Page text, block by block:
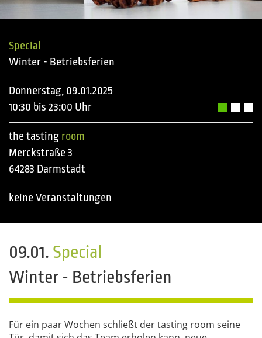
Special
Winter - Betriebsferien
Donnerstag, 09.01.2025
10:30 bis 23:00 Uhr
the tasting room
Merckstraße 3
64283 Darmstadt
keine Veranstaltungen
09.01. Special
Winter - Betriebsferien
Für ein paar Wochen schließt der tasting room seine